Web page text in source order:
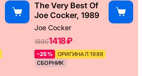
The Very Best Of
Joe Cocker, 1989
Joe Cocker
18901418 ₽
–25%
ОРИГИНАЛ 1989
СБОРНИК